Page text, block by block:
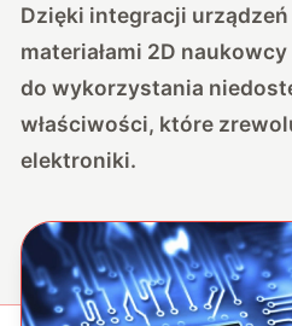
Dzięki integracji
materiałami 2D
do wykorzystania
właściwości, które
elektroniki.